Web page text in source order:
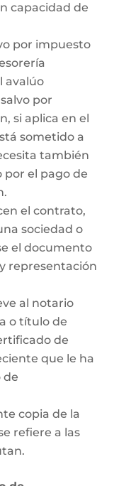
capacidad de
por impuesto
avalúo
por
si aplica en el
sometido a
también
por el pago de
el contrato,
sociedad o
el documento
representación
al notario
o título de
de
que le ha
de
copia de la
refiere a las